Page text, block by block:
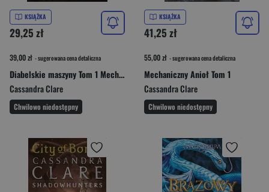
KSIĄŻKA
29,25 zł
39,00 zł - sugerowana cena detaliczna
Diabelskie maszyny Tom 1 Mechaniczny anioł
Cassandra Clare
Chwilowo niedostępny
KSIĄŻKA
41,25 zł
55,00 zł - sugerowana cena detaliczna
Mechaniczny Anioł Tom 1
Cassandra Clare
Chwilowo niedostępny